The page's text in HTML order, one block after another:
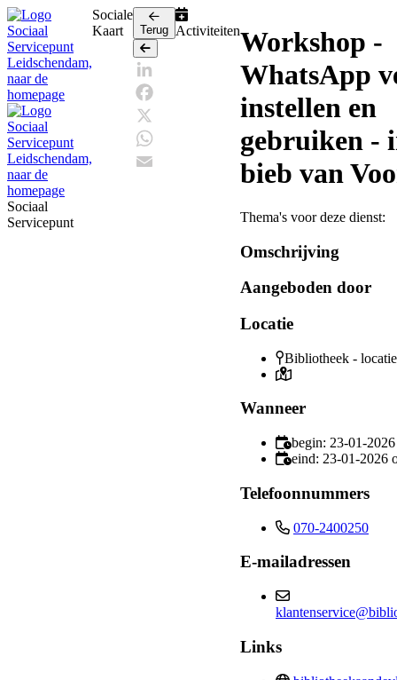
Sociaal
Servicepunt
Sociale
Kaart
Terug
Terug
LinkedIn
Facebook
X
WhatsApp
ActiviteitenWorkshop -
WhatsApp
instellen en
gebruiken -
bieb van
Thema's voor deze dienst:
Omschrijving
Aangeboden door
Locatie
Bibliotheek -
Wanneer
begin: 23-01-
eind: 23-01-2026
Telefoonnummers
070-2400250
E-mailadressen
Links